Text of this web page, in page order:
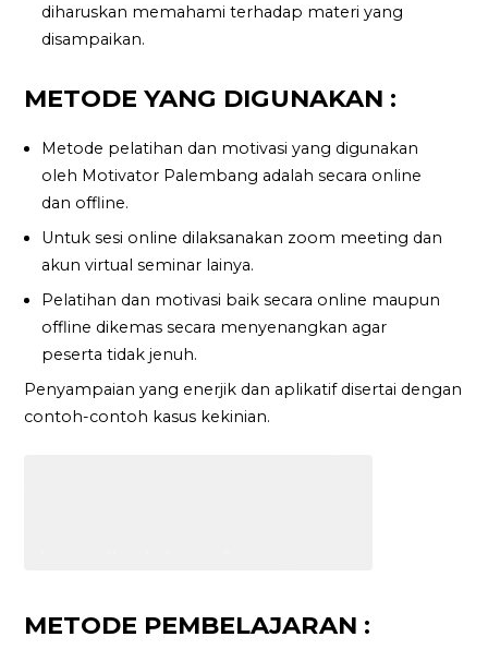
diharuskan memahami terhadap materi yang
disampaikan.
METODE YANG DIGUNAKAN :
Metode pelatihan dan motivasi yang digunakan
oleh Motivator Palembang adalah secara online
dan offline.
Untuk sesi online dilaksanakan zoom meeting dan
akun virtual seminar lainya.
Pelatihan dan motivasi baik secara online maupun
offline dikemas secara menyenangkan agar
peserta tidak jenuh.
Penyampaian yang enerjik dan aplikatif disertai dengan
contoh-contoh kasus kekinian.
METODE PEMBELAJARAN :